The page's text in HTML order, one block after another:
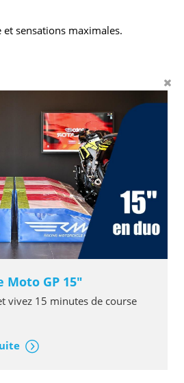
sensations maximales.
Moto GP 15"
vivez 15 minutes de course